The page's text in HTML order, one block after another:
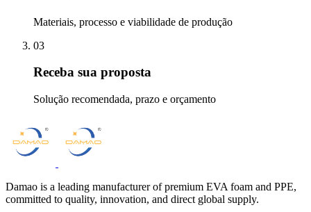
Materiais, processo e viabilidade de produção
03
Receba sua proposta
Solução recomendada, prazo e orçamento
Damao is a leading manufacturer of premium EVA foam and PPE,
committed to quality, innovation, and direct global supply.